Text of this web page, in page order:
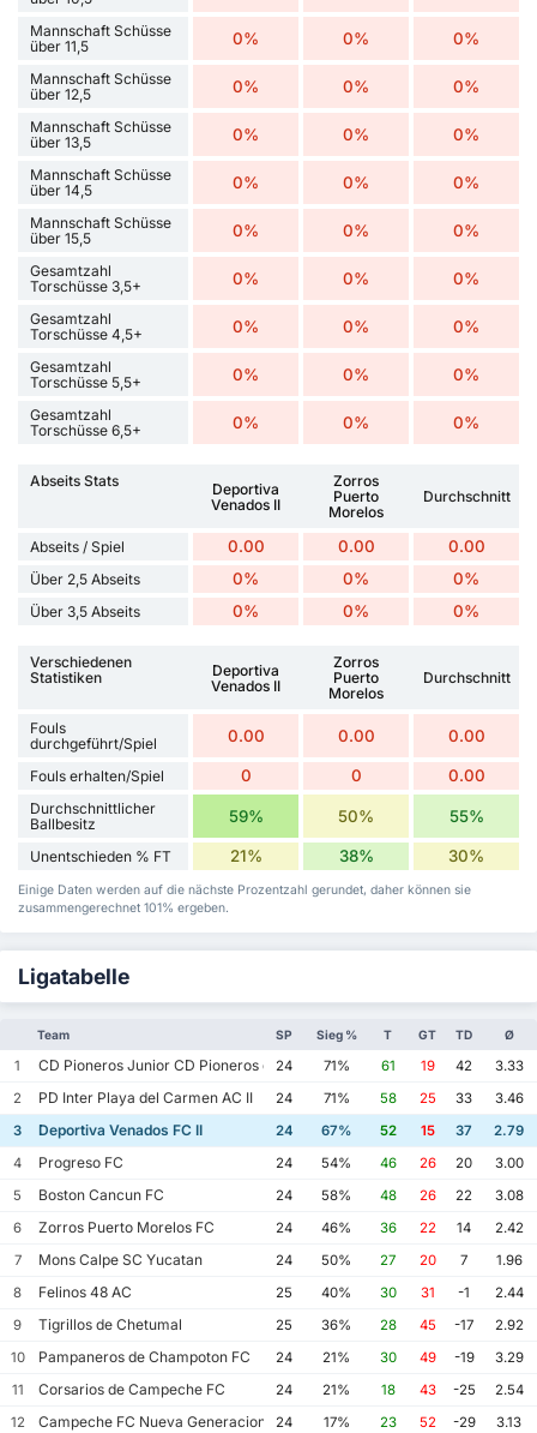
Mannschaft Schüsse
über 11,5
0% 0% 0%
Mannschaft Schüsse
über 12,5
0% 0% 0%
Mannschaft Schüsse
über 13,5
0% 0% 0%
Mannschaft Schüsse
über 14,5
0% 0% 0%
Mannschaft Schüsse
über 15,5
0% 0% 0%
Gesamtzahl
Torschüsse 3,5+
0% 0% 0%
Gesamtzahl
Torschüsse 4,5+
0% 0% 0%
Gesamtzahl
Torschüsse 5,5+
0% 0% 0%
Gesamtzahl
Torschüsse 6,5+
0% 0% 0%
Abseits Stats
Deportiva
Venados II
Zorros
Puerto
Morelos
Durchschnitt
Abseits / Spiel 0.00 0.00 0.00
Über 2,5 Abseits 0% 0% 0%
Über 3,5 Abseits 0% 0% 0%
Verschiedenen
Statistiken
Deportiva
Venados II
Zorros
Puerto
Morelos
Durchschnitt
Fouls
durchgeführt/Spiel
0.00 0.00 0.00
Fouls erhalten/Spiel 0 0 0.00
Durchschnittlicher
Ballbesitz
59% 50% 55%
Unentschieden % FT 21% 38% 30%
Einige Daten werden auf die nächste Prozentzahl gerundet, daher können sie
zusammengerechnet 101% ergeben.
Ligatabelle
Team SP Sieg % T GT TD Ø
1 CD Pioneros Junior CD Pioneros de Cancun II
24 71% 61 19 42
3.33
2
PD Inter Playa del Carmen AC II 24 71% 58 25 33
3.46
3
Deportiva Venados FC II 24 67% 52 15 37
2.79
4
Progreso FC 24 54% 46 26 20
3.00
5
Boston Cancun FC 24 58% 48 26 22
3.08
6
Zorros Puerto Morelos FC 24 46% 36 22 14
2.42
7
Mons Calpe SC Yucatan 24 50% 27 20 7
1.96
8
Felinos 48 AC 25 40% 30 31 -1
2.44
9
Tigrillos de Chetumal 25 36% 28 45 -17
2.92
10
Pampaneros de Champoton FC 24 21% 30 49 -19
3.29
11
Corsarios de Campeche FC 24 21% 18 43 -25
2.54
12
Campeche FC Nueva Generacion 24 17% 23 52 -29
3.13